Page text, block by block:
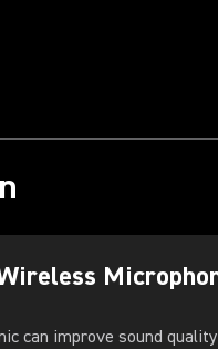
can improve sound